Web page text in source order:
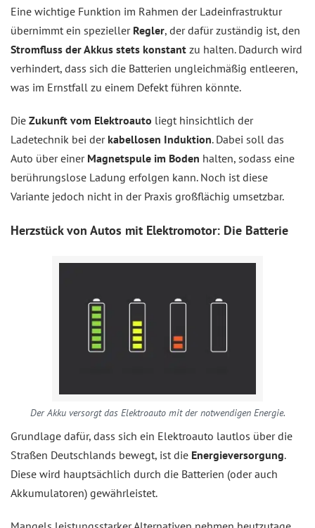
Eine wichtige Funktion im Rahmen der Ladeinfrastruktur
übernimmt ein spezieller Regler, der dafür zuständig ist, den
Stromfluss der Akkus stets konstant zu halten. Dadurch wird
verhindert, dass sich die Batterien ungleichmäßig entleeren,
was im Ernstfall zu einem Defekt führen könnte.
Die Zukunft vom Elektroauto liegt hinsichtlich der
Ladetechnik bei der kabellosen Induktion. Dabei soll das
Auto über einer Magnetspule im Boden halten, sodass eine
berührungslose Ladung erfolgen kann. Noch ist diese
Variante jedoch nicht in der Praxis großflächig umsetzbar.
Herzstück von Autos mit Elektromotor: Die Batterie
Der Akku versorgt das Elektroauto mit der notwendigen Energie.
Grundlage dafür, dass sich ein Elektroauto lautlos über die
Straßen Deutschlands bewegt, ist die Energieversorgung.
Diese wird hauptsächlich durch die Batterien (oder auch
Akkumulatoren) gewährleistet.